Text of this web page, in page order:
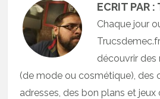
ECRIT PAR :
Chaque jour
découvrir des
(de mode ou cosmétique), des
adresses, des bon plans et jeux